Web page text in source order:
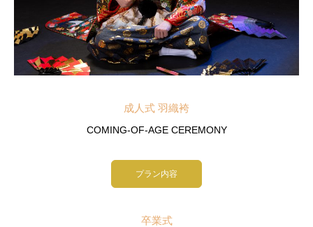
成人式 羽織袴
COMING-OF-AGE CEREMONY
プラン内容
卒業式